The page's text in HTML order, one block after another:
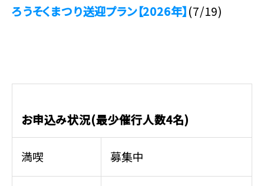
ろうそくまつり送迎プラン【2026年】(7/19)
お申込み状況(最少催行人数4名)
満喫 募集中